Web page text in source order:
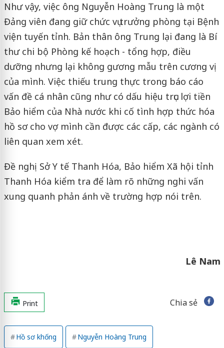
Như vậy, việc ông Nguyễn Hoàng Trung là một
Đảng viên đang giữ chức vụ trưởng phòng tại Bệnh
viện tuyến tỉnh. Bản thân ông Trung lại đang là Bí
thư chi bộ Phòng kế hoạch - tổng hợp, điều
dưỡng nhưng lại không gương mẫu trên cương vị
của mình. Việc thiếu trung thực trong báo cáo
vấn đề cá nhân cũng như có dấu hiệu trục lợi tiền
Bảo hiểm của Nhà nước khi cố tình hợp thức hóa
hồ sơ cho vợ mình cần được các cấp, các ngành có
liên quan xem xét.
Đề nghị Sở Y tế Thanh Hóa, Bảo hiểm Xã hội tỉnh
Thanh Hóa kiểm tra để làm rõ những nghi vấn
xung quanh phản ánh về trường hợp nói trên.
Lê Nam
Print Chia sẻ
Hồ sơ khống Nguyễn Hoàng Trung